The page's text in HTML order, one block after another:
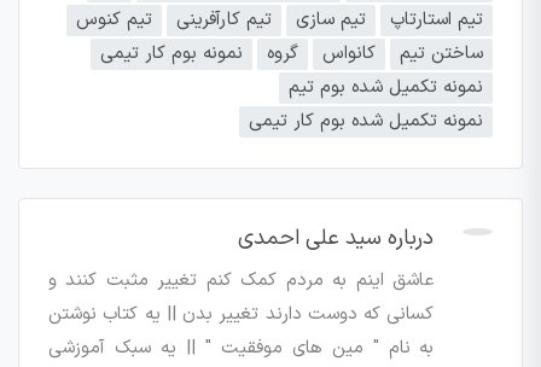
تیم استارتاپ
تیم سازی تیم کارآفرینی
تیم کنوس
ساختن تیم
کانواس گروه
نمونه بوم کار تیمی
نمونه تکمیل شده بوم تیم
نمونه تکمیل شده بوم کار تیمی
درباره سید علی احمدی
عاشق اینم به مردم کمک کنم تغییر مثبت کنند و
کسانی که دوست دارند تغییر بدن || یه کتاب نوشتن
به نام " مین های موفقیت " || یه سبک آموزشی